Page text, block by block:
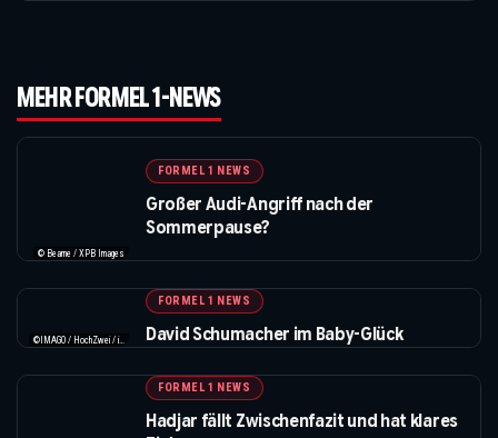
MEHR FORMEL 1-NEWS
© Bearne / XPB Images
FORMEL 1 NEWS
Großer Audi-Angriff nach der
Sommerpause?
©IMAGO / HochZwei / instagram.com/davidschumacher_official
FORMEL 1 NEWS
David Schumacher im Baby-Glück
FORMEL 1 NEWS
Hadjar fällt Zwischenfazit und hat klares